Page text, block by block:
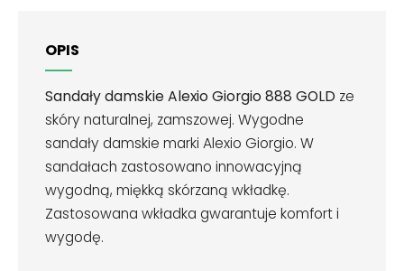
OPIS
Sandały damskie Alexio Giorgio 888 GOLD ze
skóry naturalnej, zamszowej. Wygodne
sandały damskie marki Alexio Giorgio. W
sandałach zastosowano innowacyjną
wygodną, miękką skórzaną wkładkę.
Zastosowana wkładka gwarantuje komfort i
wygodę.